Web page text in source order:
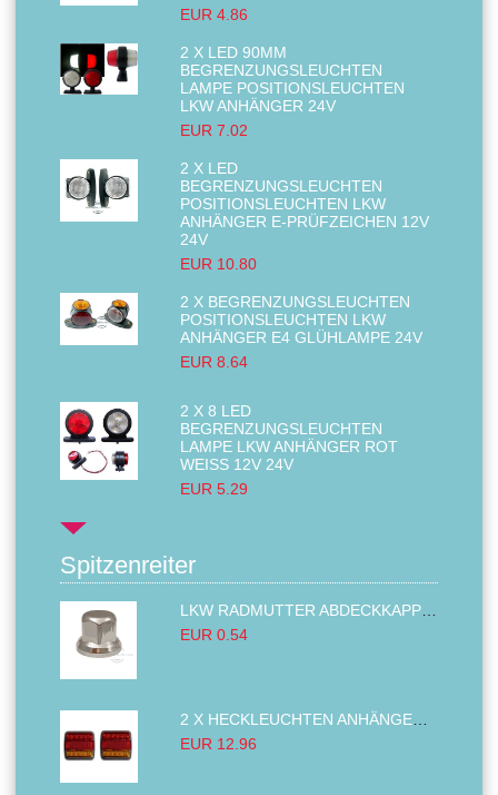
EUR 4.86
2 X LED 90MM
BEGRENZUNGSLEUCHTEN
LAMPE POSITIONSLEUCHTEN
LKW ANHÄNGER 24V
EUR 7.02
2 X LED
BEGRENZUNGSLEUCHTEN
POSITIONSLEUCHTEN LKW
ANHÄNGER E-PRÜFZEICHEN 12V
24V
EUR 10.80
2 X BEGRENZUNGSLEUCHTEN
POSITIONSLEUCHTEN LKW
ANHÄNGER E4 GLÜHLAMPE 24V
EUR 8.64
2 X 8 LED
BEGRENZUNGSLEUCHTEN
LAMPE LKW ANHÄNGER ROT
WEISS 12V 24V
EUR 5.29
Spitzenreiter
EUR 0.54
EUR 12.96